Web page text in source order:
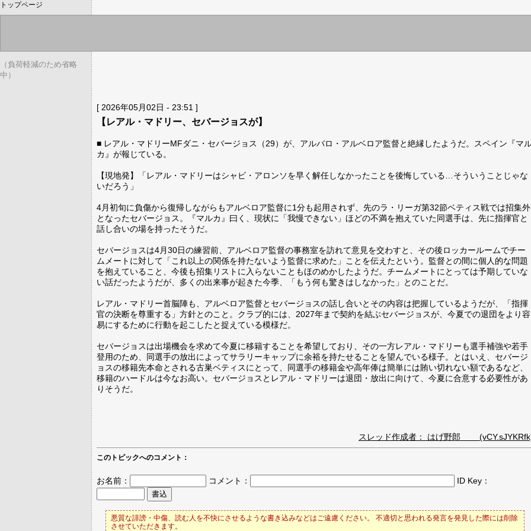
トップページ
（負荷軽減のため省略
中）
[ 2026年05月02日 - 23:51 ]
【レアル・マドリー、セバージョスが】
■ レアル・マドリーMFダニ・セバージョス（29）が、アルバロ・アルベロア監督と絶縁したようだ。スペイン『マ
カ』が報じている。
【現地発】「レアル・マドリーはシャビ・アロンソを早く解任しなかったことを後悔している…そういうことじゃな
いだろう」
4月初旬に負傷から復帰しながらもアルベロア監督に1分も起用されず、先のラ・リーガ第32節ベティス戦では招集外
となったセバージョス。『マルカ』曰く、現状に「我慢できない」ほどの不満を抱えていた同選手は、先に指揮官と
話し合いの場を持ったそうだ。
セバージョスは4月30日の練習前、アルベロア監督の事務室を訪れて意見を交わすと、その後ロッカールームでチー
ムメートに対して「これ以上の関係を持たないよう監督に求めた」ことを伝えたという。監督との間に個人的な問題
を抱えていること、今後も招集リストに入らないこともほのめかしたようだ。チームメートにとっては予期していな
い話だったようだが、多くの出来事が起きた今季、「もう何も驚きはしなかった」とのことだ。
レアル・マドリー首脳陣も、アルベロア監督とセバージョスの話し合いとその内容は把握しているようだが、「指揮
官の決断を尊重する」方針とのこと。クラブ的には、2027年まで契約を結ぶセバージョスが、今夏での退団をより容
易にするために行動を起こしたと捉えている模様だ。
セバージョスは出場機会を求めて今夏に移籍することを希望しており、その一方レアル・マドリーも選手補強や若手
登用のため、同選手の放出によってサラリーキャップに余裕を持たせることを望んでいる様子。とはいえ、セバージ
ョスの移籍先本命とされる古巣ベティスにとって、同選手の移籍金や高年俸は簡単には賄い切れない額であるなど、
移籍のハードルは今なお高い。セバージョスとレアル・マドリーは退団・放出に向けて、今夏に合意する必要性があ
りそうだ。
スレッド作成者： はげ野郎
このトピックへのコメント：
お名前： コメント： ID Key：
悪質な誹謗・中傷、読む人を不快にさせるような書き込みなどはご遠慮ください。 不適切と思われる発言を発見した際には削除
させていただきます。